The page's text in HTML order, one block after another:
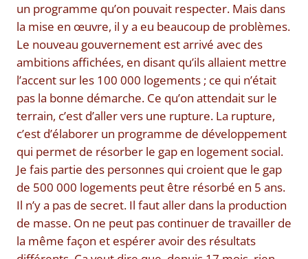
un programme qu’on pouvait respecter. Mais dans
la mise en œuvre, il y a eu beaucoup de problèmes.
Le nouveau gouvernement est arrivé avec des
ambitions affichées, en disant qu’ils allaient mettre
l’accent sur les 100 000 logements ; ce qui n’était
pas la bonne démarche. Ce qu’on attendait sur le
terrain, c’est d’aller vers une rupture. La rupture,
c’est d’élaborer un programme de développement
qui permet de résorber le gap en logement social.
Je fais partie des personnes qui croient que le gap
de 500 000 logements peut être résorbé en 5 ans.
Il n’y a pas de secret. Il faut aller dans la production
de masse. On ne peut pas continuer de travailler de
la même façon et espérer avoir des résultats